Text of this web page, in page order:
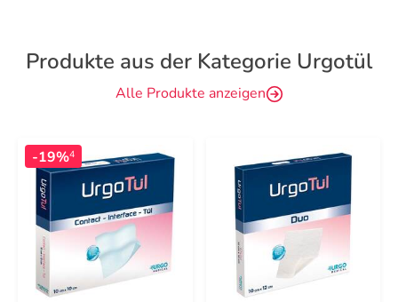
Produkte aus der Kategorie Urgotül
Alle Produkte anzeigen
-19%4